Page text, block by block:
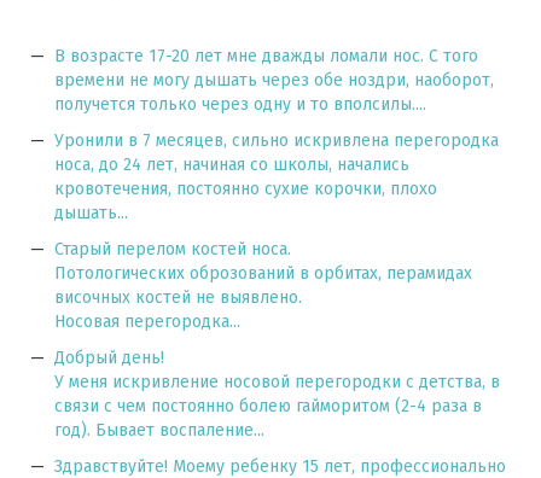
В возрасте 17-20 лет мне дважды ломали нос. С того
времени не могу дышать через обе ноздри, наоборот,
получется только через одну и то вполсилы....
Уронили в 7 месяцев, сильно искривлена перегородка
носа, до 24 лет, начиная со школы, начались
кровотечения, постоянно сухие корочки, плохо
дышать...
Старый перелом костей носа.
Потологических оброзований в орбитах, перамидах
височных костей не выявлено.
Носовая перегородка...
Добрый день!
У меня искривление носовой перегородки с детства, в
связи с чем постоянно болею гайморитом (2-4 раза в
год). Бывает воспаление...
Здравствуйте! Моему ребенку 15 лет, профессионально